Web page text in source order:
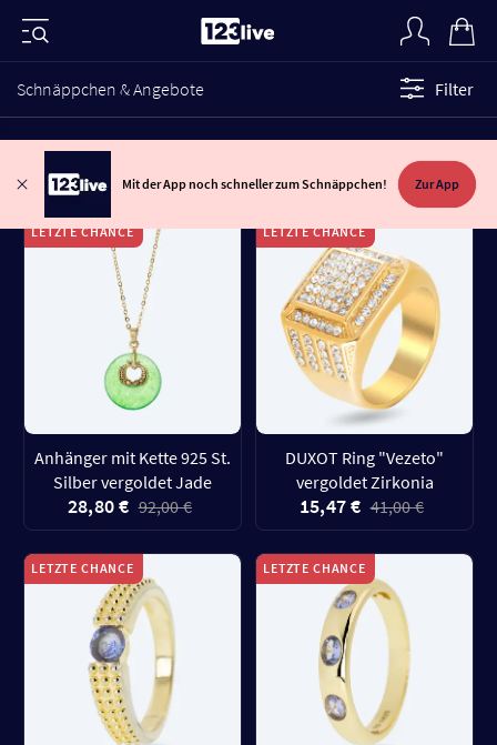
Schnäppchen & Angebote Filter
Mit der App noch schneller zum Schnäppchen! Zur App
LETZTE CHANCE
Anhänger mit Kette 925 St.
Silber vergoldet Jade
28,80 € 92,00 €
LETZTE CHANCE
DUXOT Ring "Vezeto"
vergoldet Zirkonia
15,47 € 41,00 €
LETZTE CHANCE LETZTE CHANCE